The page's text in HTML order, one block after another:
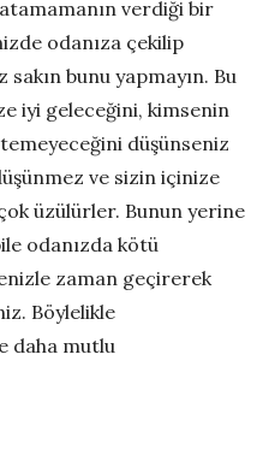
verdiği bir
odanıza çekilip
bunu yapmayın. Bu
iyi geleceğini, kimsenin
düşünseniz
ve sizin içinize
üzülürler. Bunun yerine
odanızda kötü
zaman geçirerek
Böylelikle
daha mutlu